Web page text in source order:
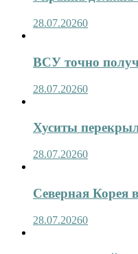
28.07.20260
ВСУ точно
28.07.20260
Хуситы
28.07.20260
Северная Корея
28.07.20260